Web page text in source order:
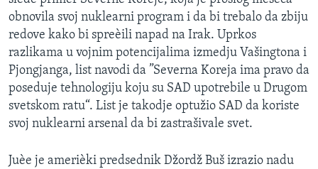
obnovila svoj nuklearni program i da bi trebalo da zbiju
redove kako bi spreèili napad na Irak. Uprkos
razlikama u vojnim potencijalima izmedju Vašingtona i
Pjongjanga, list navodi da ”Severna Koreja ima pravo da
poseduje tehnologiju koju su SAD upotrebile u Drugom
svetskom ratu“. List je takodje optužio SAD da koriste
svoj nuklearni arsenal da bi zastrašivale svet.
Juèe je amerièki predsednik Džordž Buš izrazio nadu